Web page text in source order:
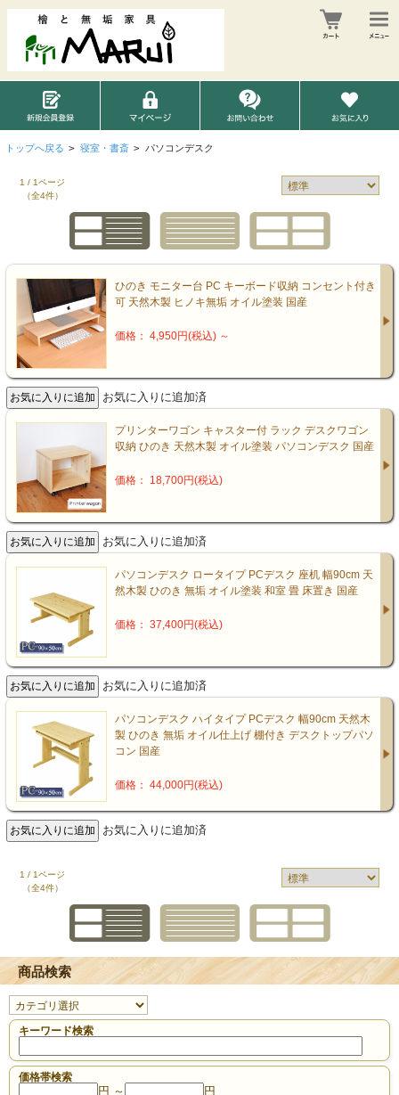
トップへ戻る > 寝室・書斎 > パソコンデスク
1 / 1ページ
（全4件）
ひのき モニター台 PC キーボード収納 コンセント付き
可 天然木製 ヒノキ無垢 オイル塗装 国産
価格： 4,950円(税込) ～
お気に入りに追加済
プリンターワゴン キャスター付 ラック デスクワゴン
収納 ひのき 天然木製 オイル塗装 パソコンデスク 国産
価格： 18,700円(税込)
お気に入りに追加済
パソコンデスク ロータイプ PCデスク 座机 幅90cm 天
然木製 ひのき 無垢 オイル塗装 和室 畳 床置き 国産
価格： 37,400円(税込)
お気に入りに追加済
パソコンデスク ハイタイプ PCデスク 幅90cm 天然木
製 ひのき 無垢 オイル仕上げ 棚付き デスクトップパソ
コン 国産
価格： 44,000円(税込)
お気に入りに追加済
1 / 1ページ
（全4件）
商品検索
キーワード検索
価格帯検索
円 ～ 円